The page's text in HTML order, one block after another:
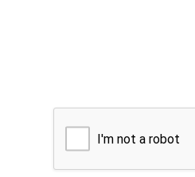
I'm not a robot